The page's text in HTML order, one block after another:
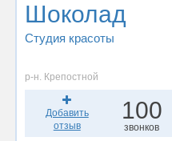
Шоколад
Студия красоты
р-н. Крепостной
Добавить
отзыв
100
звонков